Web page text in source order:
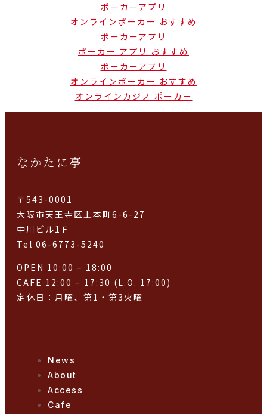
ポーカーアプリ
オンラインポーカー おすすめ
ポーカーアプリ
ポーカー アプリ おすすめ
ポーカーアプリ
オンラインポーカー おすすめ
オンラインカジノ ポーカー
なかたに亭
〒543-0001
大阪市天王寺区上本町6-6-27
中川ビル1Ｆ
Tel 06-6773-5240
OPEN 10:00 – 18:00
CAFE 12:00 – 17:30 (L.O. 17:00)
定休日：月曜、第1・第3火曜
News
About
Access
Cafe